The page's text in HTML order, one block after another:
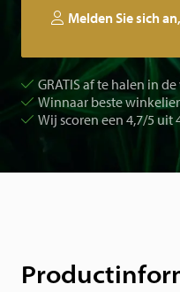
Melden Sie sich
GRATIS af te halen in
Winnaar beste
Wij scoren een 4,7/5 uit